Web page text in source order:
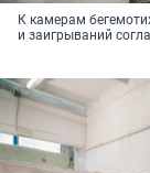
К камерам
и заигрываний